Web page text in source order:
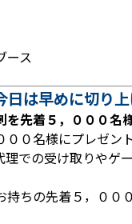
ース
は早めに切り
先着５，０００名
０名様にプレゼン
での受け取りや
持ちの先着５，００